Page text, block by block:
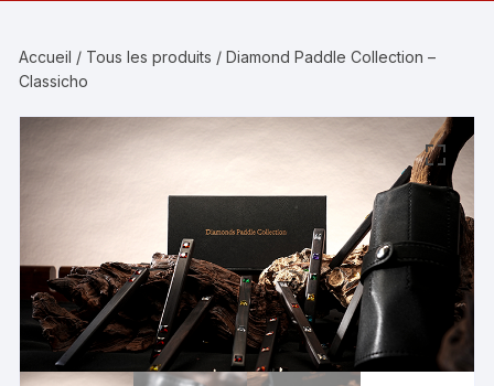
Accueil / Tous les produits / Diamond Paddle Collection –
Classicho